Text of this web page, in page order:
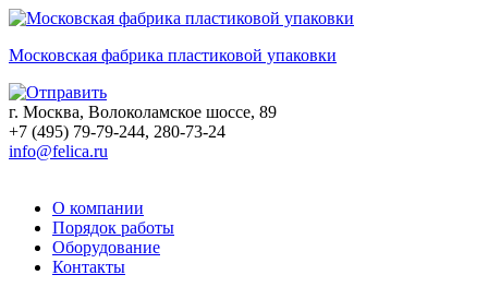
Московская фабрика пластиковой упаковки
г. Москва, Волоколамское шоссе, 89
+7 (495) 79-79-244, 280-73-24
info@felica.ru
О компании
Порядок работы
Оборудование
Контакты